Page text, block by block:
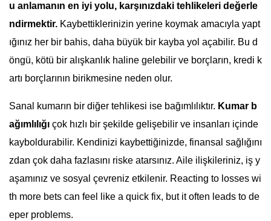
u anlamanın en iyi yolu, karşınızdaki tehlikeleri değerle
ndirmektir. Kaybettiklerinizin yerine koymak amacıyla yapt
ığınız her bir bahis, daha büyük bir kayba yol açabilir. Bu d
öngü, kötü bir alışkanlık haline gelebilir ve borçların, kredi k
artı borçlarının birikmesine neden olur.
Sanal kumarın bir diğer tehlikesi ise bağımlılıktır. Kumar b
ağımlılığı çok hızlı bir şekilde gelişebilir ve insanları içinde
kayboldurabilir. Kendinizi kaybettiğinizde, finansal sağlığını
zdan çok daha fazlasını riske atarsınız. Aile ilişkileriniz, iş y
aşamınız ve sosyal çevreniz etkilenir. Reacting to losses wi
th more bets can feel like a quick fix, but it often leads to de
eper problems.